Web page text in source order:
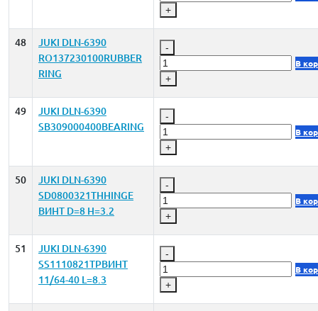
+
48
JUKI DLN-6390
RO137230100RUBBER
RING
-
+
В
49
JUKI DLN-6390
SB309000400BEARING
-
+
В
50
JUKI DLN-6390
SD0800321THHINGE
ВИНТ D=8 H=3.2
-
+
В
51
JUKI DLN-6390
SS1110821TPВИНТ
11/64-40 L=8.3
-
+
В